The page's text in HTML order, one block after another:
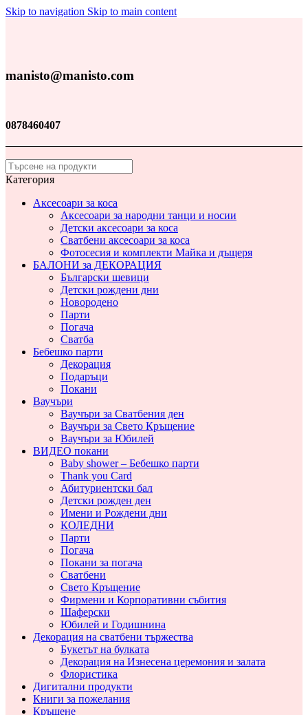
Skip to navigation Skip to main content
manisto@manisto.com
0878460407
Категория
Аксесоари за коса
Аксесоари за народни танци и носии
Детски аксесоари за коса
Сватбени аксесоари за коса
Фотосесия и комплекти Майка и дъщеря
БАЛОНИ за ДЕКОРАЦИЯ
Български шевици
Детски рождени дни
Новородено
Парти
Погача
Сватба
Бебешко парти
Декорация
Подаръци
Покани
Ваучъри
Ваучъри за Сватбения ден
Ваучъри за Свето Кръщение
Ваучъри за Юбилей
ВИДЕО покани
Baby shower – Бебешко парти
Thank you Card
Абитуриентски бал
Детски рожден ден
Имени и Рождени дни
КОЛЕДНИ
Парти
Погача
Покани за погача
Сватбени
Свето Кръщение
Фирмени и Корпоративни събития
Шаферски
Юбилей и Годишнина
Декорация на сватбени тържества
Букетът на булката
Декорация на Изнесена церемония и залата
Флористика
Дигитални продукти
Книги за пожелания
Кръщене